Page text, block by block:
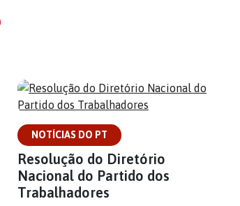
NOTÍCIAS DO PT
Resolução do Diretório
Nacional do Partido dos
Trabalhadores